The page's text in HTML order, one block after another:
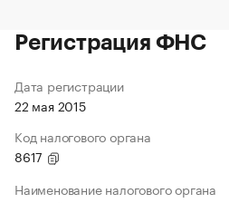
Регистрация ФНС
Дата регистрации
22 мая 2015
Код налогового органа
8617
Наименование налогового органа